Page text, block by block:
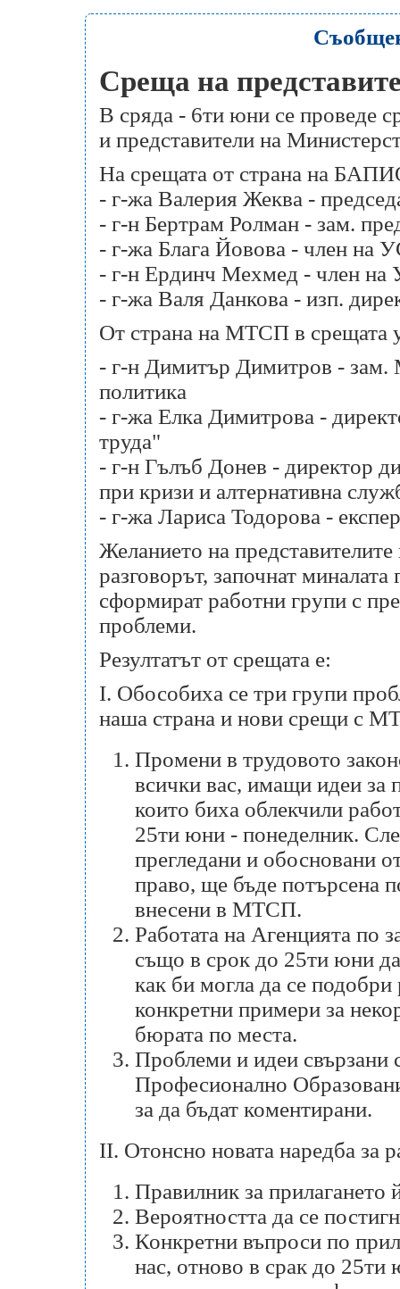
Среща на
В сряда - 6ти юни се проведе
и представители на
На срещата от страна на
- г-жа Валерия Жеква -
- г-н Бертрам Ролман - зам.
- г-жа Блага Йовова - член на
- г-н Ердинч Мехмед - член на
- г-жа Валя Данкова - изп.
От страна на МТСП в срещата
- г-н Димитър Димитров - зам.
политика
- г-жа Елка Димитрова -
труда"
- г-н Гълъб Донев - директор
при кризи и алтернативна
- г-жа Лариса Тодорова -
Желанието на
разговорът, започнат
сформират работни групи с
проблеми.
Резултатът от срещата е:
I. Обособиха се три групи
наша страна и нови срещи с
Промени в трудовото
всички вас, имащи идеи за
които биха облекчили
25ти юни - понеделник.
прегледани и обосновани
право, ще бъде потърсена
внесени в МТСП.
Работата на Агенцията по
също в срок до 25ти юни
как би могла да се
конкретни примери за
бюрата по места.
Проблеми и идеи свързани
Професионално
за да бъдат коментирани.
II. Отонсно новата наредба за
Правилник за прилагането
Вероятността да се
Конкретни въпроси по
нас, отново в срак до